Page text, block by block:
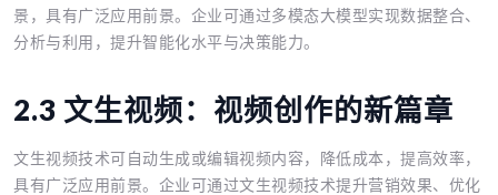
景，具有广泛应用前景。企业可通过多模态大模型实现数据整合、
分析与利用，提升智能化水平与决策能力。
2.3 文生视频：视频创作的新篇章
文生视频技术可自动生成或编辑视频内容，降低成本，提高效率，
具有广泛应用前景。企业可通过文生视频技术提升营销效果、优化